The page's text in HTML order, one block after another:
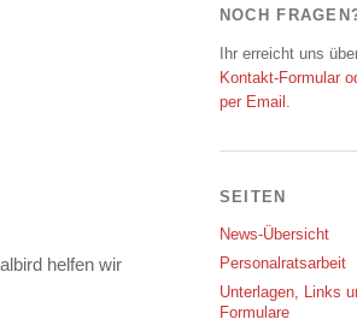
helfen wir
NOCH
Ihr erreicht uns
Kontakt-Formular
per Email .
SEITEN
News-Übersicht
Personalratsarbeit
Unterlagen, Links
Formulare